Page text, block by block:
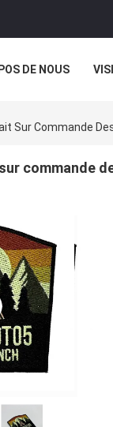
DE NOUS
Sur Commande
commande